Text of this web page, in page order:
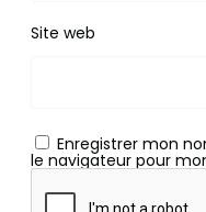
Site web
Enregistrer mon
le navigateur pour